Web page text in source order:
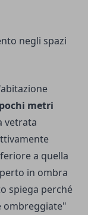
negli spazi
metri
vetrata
a quella
in ombra
spiega perché
ombreggiate"